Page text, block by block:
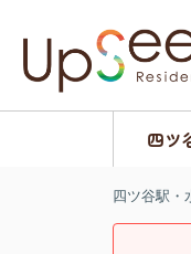
四ツ
四ツ谷駅・